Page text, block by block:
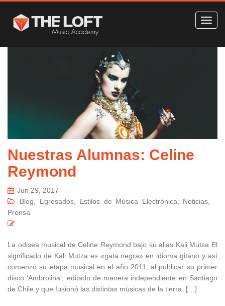
Nuestras Alumnas: Celine
Reymond
Jun 29, 2017
Blog, Egresados, Estilos de Música Electrónica, Noticias,
Prensa
La odisea musical de Celine Reymond bajo su alias Kali Mutsa El
significado de Kali Mutza es «gata negra» en idioma gitano y así
comenzó su etapa musical en el año 2011, al publicar su primer
disco ‘Ambrolina’, editado de manera independiente en Santiago
de Chile y que fusionó las distintas músicas de la tierra. […]